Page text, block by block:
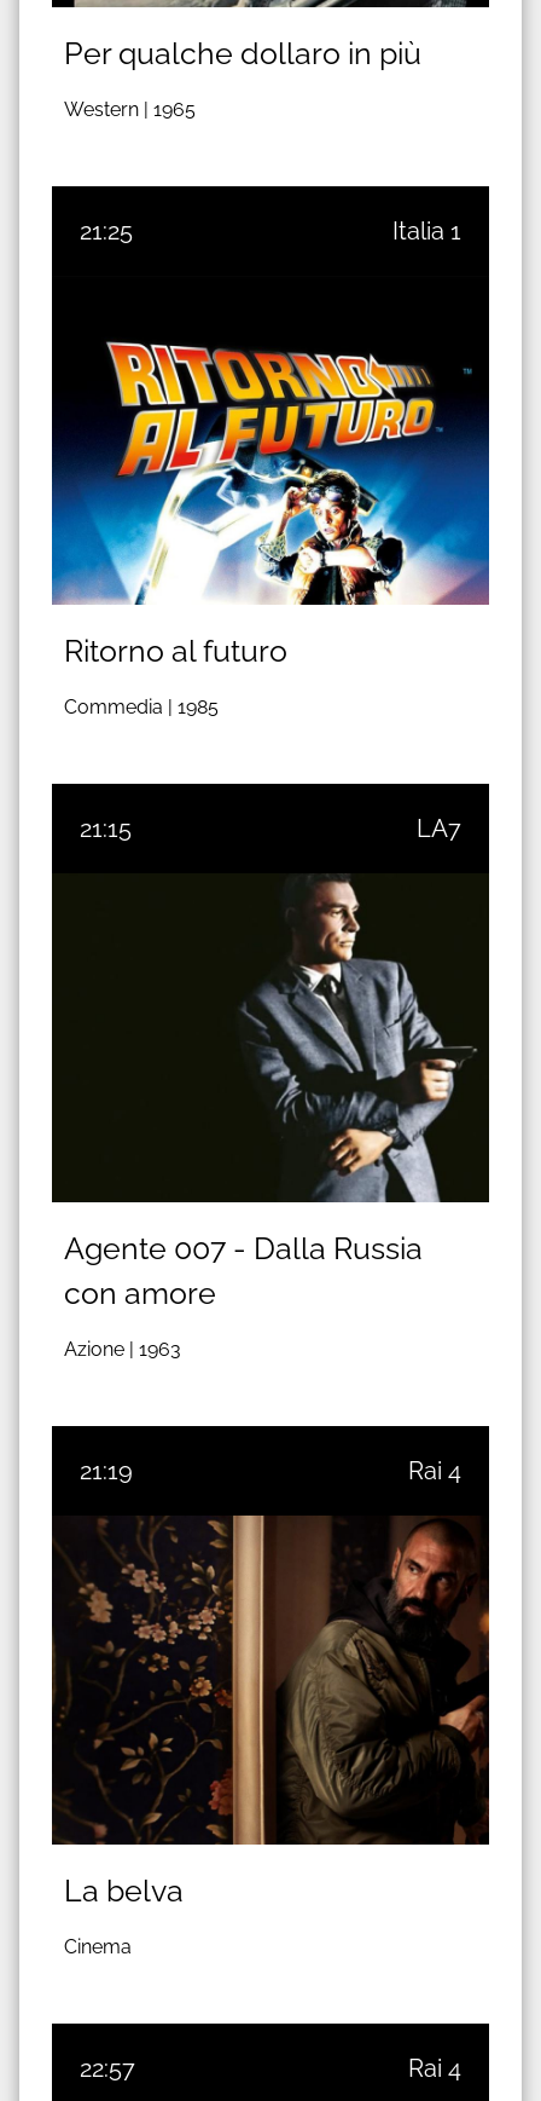
Per qualche dollaro in più
Western | 1965
21:25 Italia 1
Ritorno al futuro
Commedia | 1985
21:15 LA7
Agente 007 - Dalla Russia
con amore
Azione | 1963
21:19 Rai 4
La belva
Cinema
22:57 Rai 4